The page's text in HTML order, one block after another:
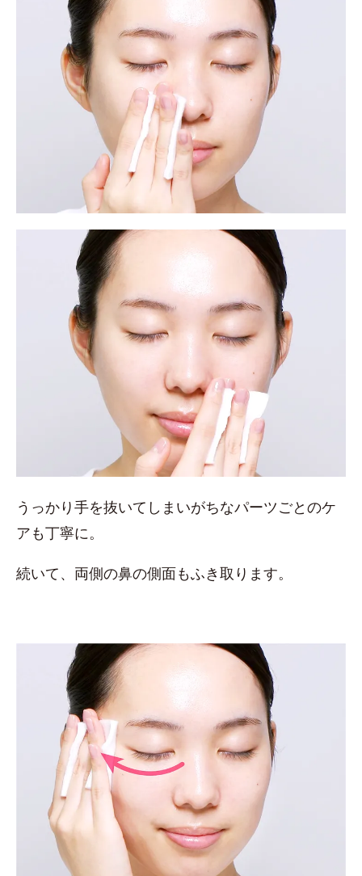
うっかり手を抜いてしまいがちなパーツごとのケ
アも丁寧に。
続いて、両側の鼻の側面もふき取ります。